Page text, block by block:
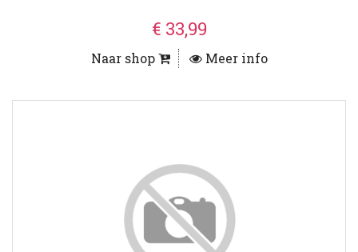
€ 33,99
Naar shop Meer info